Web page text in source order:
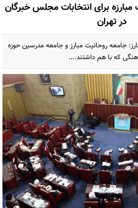
برای انتخابات مجلس خبرگان
در تهران
جامعه روحانیت مبارز و جامعه مدرسین حوزه
که با هم داشتند....